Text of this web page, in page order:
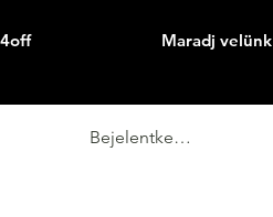
Maradj velünk
Bejelentkezés